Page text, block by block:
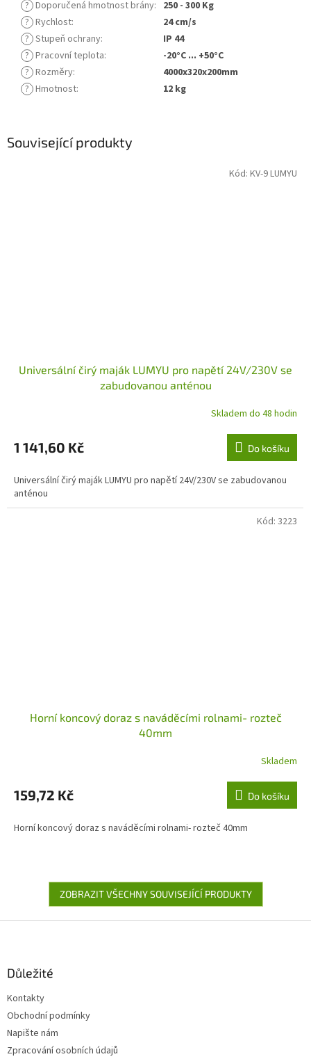
Související produkty
Universální čirý maják LUMYU pro napětí 24V/230V se
zabudovanou anténou
Skladem do 48 hodin
1 141,60 Kč Do košíku
Universální čirý maják LUMYU pro napětí 24V/230V se zabudovanou
anténou
Kód: KV-9 LUMYU
Horní koncový doraz s naváděcími rolnami- rozteč
40mm
Skladem
159,72 Kč Do košíku
Horní koncový doraz s naváděcími rolnami- rozteč 40mm
Kód: 3223
ZOBRAZIT VŠECHNY SOUVISEJÍCÍ PRODUKTY
? Doporučená hmotnost brány: 250 - 300 Kg
? Rychlost:
24 cm/s
? Stupeň ochrany:
IP 44
? Pracovní teplota:
-20°C ... +50°C
? Rozměry:
4000x320x200mm
? Hmotnost: 12 kg
Důležité
Kontakty
Obchodní podmínky
Napište nám
Zpracování osobních údajů